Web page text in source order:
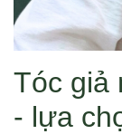
Tóc giả
- lựa